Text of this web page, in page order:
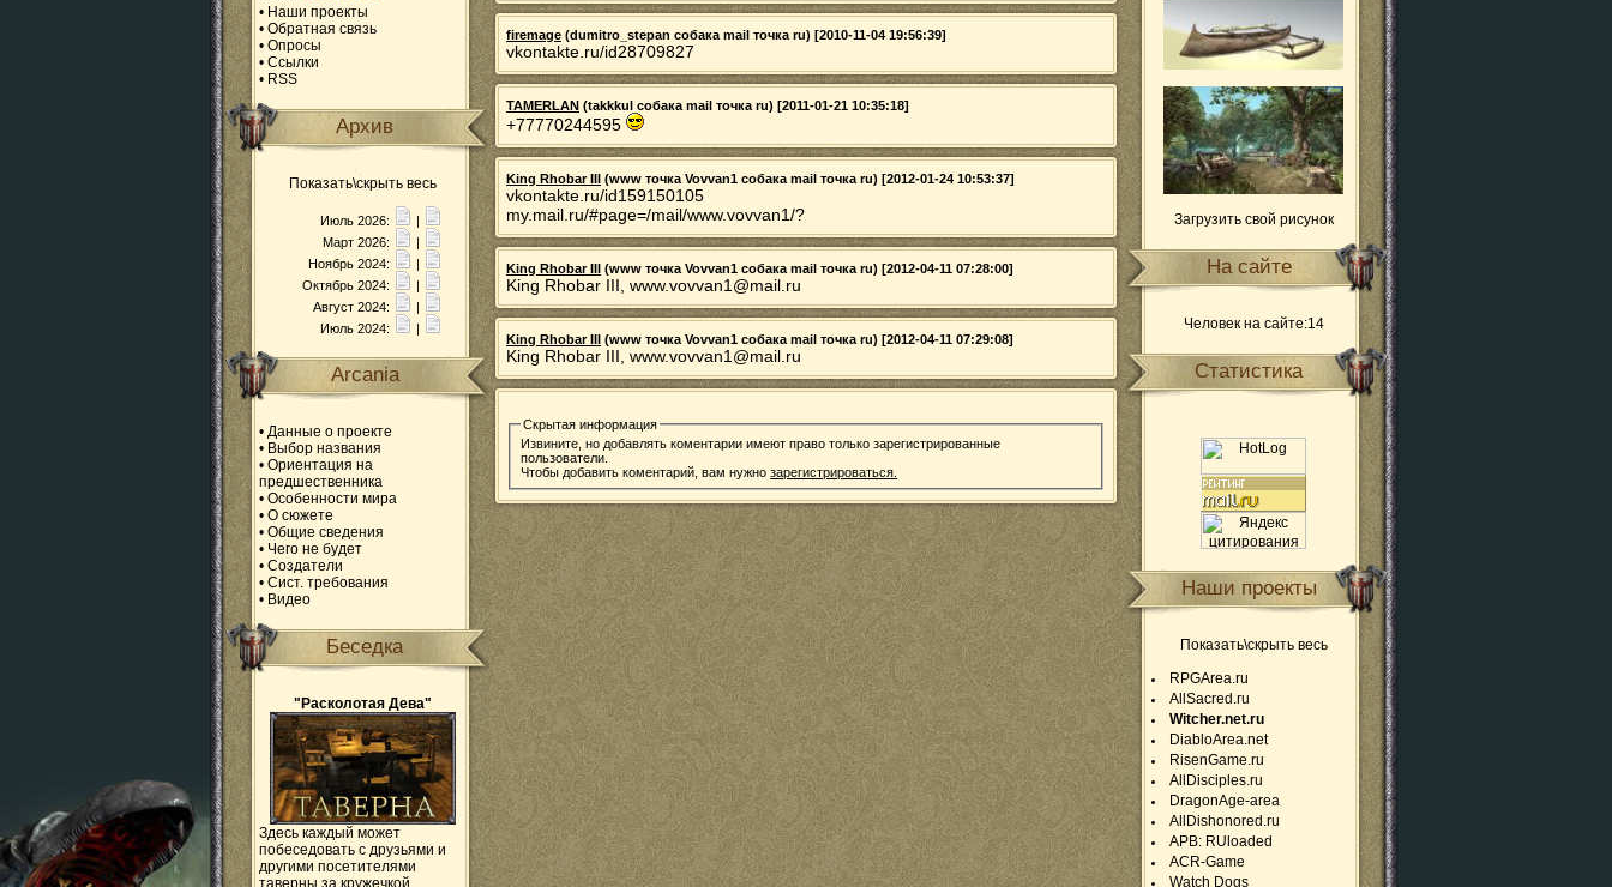
• Наши проекты
• Обратная связь
• Опросы
• Ссылки
• RSS
Архив
Показать\скрыть весь
Июль 2026:
|
Март 2026:
|
Ноябрь 2024:
|
Октябрь 2024:
|
Август 2024:
|
Июль 2024:
|
Arcania
• Данные о проекте
• Выбор названия
• Ориентация на
предшественника
• Особенности мира
• О сюжете
• Общие сведения
• Чего не будет
• Создатели
• Сист. требования
• Видео
Беседка
"Расколотая Дева"
Здесь каждый может
побеседовать с друзьями и
другими посетителями
таверны за кружечкой
firemage (dumitro_stepan собака mail точка ru) [2010-11-04 19:56:39]
vkontakte.ru/id28709827
TAMERLAN (takkkul собака mail точка ru) [2011-01-21 10:35:18]
+77770244595
King Rhobar III (www точка Vovvan1 собака mail точка ru) [2012-01-24 10:53:37]
vkontakte.ru/id159150105
my.mail.ru/#page=/mail/www.vovvan1/?
King Rhobar III (www точка Vovvan1 собака mail точка ru) [2012-04-11 07:28:00]
King Rhobar III, www.vovvan1@mail.ru
King Rhobar III (www точка Vovvan1 собака mail точка ru) [2012-04-11 07:29:08]
King Rhobar III, www.vovvan1@mail.ru
Скрытая информация
Извините, но добавлять коментарии имеют право только зарегистрированные
пользователи.
Чтобы добавить коментарий, вам нужнозарегистрироваться.
Загрузить свой рисунок
На сайте
Человек на сайте:14
Статистика
Наши проекты
Показать\скрыть весь
RPGArea.ru
AllSacred.ru
Witcher.net.ru
DiabloArea.net
RisenGame.ru
AllDisciples.ru
DragonAge-area
AllDishonored.ru
APB: RUloaded
ACR-Game
Watch Dogs